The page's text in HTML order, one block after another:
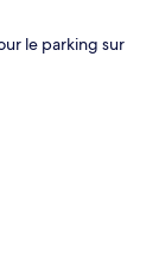
le parking sur